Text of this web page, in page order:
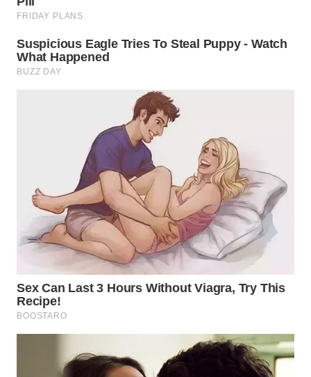
SULSEL
WN
GORONTALO
WN
MALUT
WN
WN
DANAU